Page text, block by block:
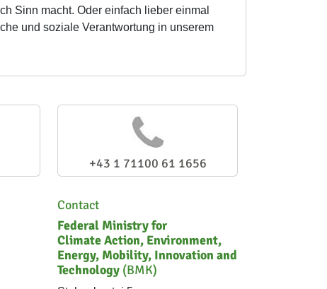
Sinn macht. Oder einfach lieber einmal
und soziale Verantwortung in unserem
+43 1 71100 61 1656
Contact
Federal Ministry for
Climate Action, Environment,
Energy, Mobility, Innovation and
Technology (BMK)